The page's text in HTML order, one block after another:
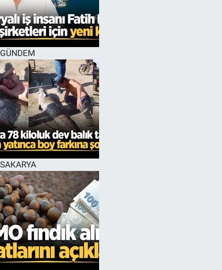
GÜNDEM
SAKARYA
EĞİTİM
ÖZEL HABER
HALK54 PANORAMA